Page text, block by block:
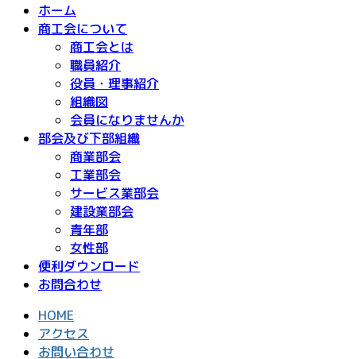
ホーム
商工会について
商工会とは
職員紹介
役員・理事紹介
組織図
会員になりませんか
部会及び下部組織
商業部会
工業部会
サービス業部会
建設業部会
青年部
女性部
便利ダウンロード
お問合わせ
HOME
アクセス
お問い合わせ